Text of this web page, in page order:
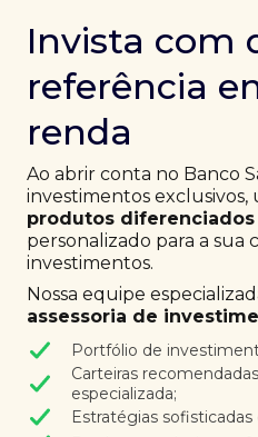
Invista com
referência
renda
Ao abrir conta no Banco
investimentos exclusivos,
produtos diferenciados
personalizado para a sua
investimentos.
Nossa equipe
assessoria de
Portfólio de
Carteiras
especializada;
Estratégias